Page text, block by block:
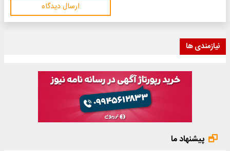
ارسال دیدگاه
نیازمندی ها
پیشنهاد ما